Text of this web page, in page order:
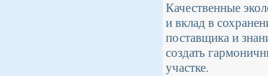
Качественные
и вклад в
поставщика и
создать
участке.